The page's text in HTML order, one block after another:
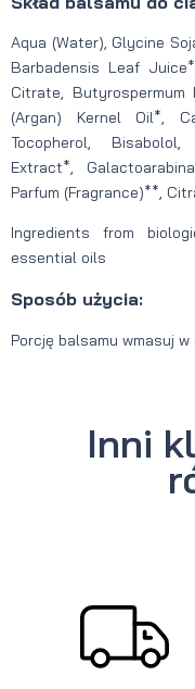
Aqua (Water), Glycine
Barbadensis Leaf
Citrate, Butyrospermum
(Argan) Kernel Oil*,
Tocopherol,
Extract*,
Parfum (Fragrance)**,
Ingredients from
essential oils
Sposób użycia:
Porcję balsamu wmasuj
Inni